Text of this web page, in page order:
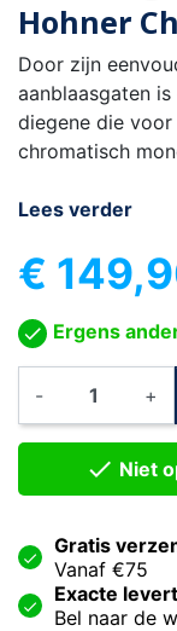
Hohner
Door zijn
aanblaasgaten
diegene die
chromatisch
Lees verder
€
Ergens
- +
 Niet
Gratis
Vanaf €75
Exacte
Bel naar de